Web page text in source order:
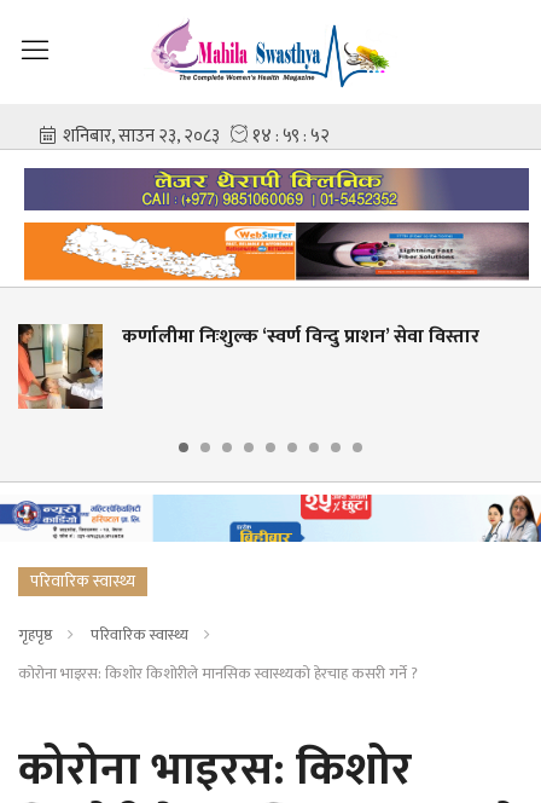
विन्दु प्राशन’ सेवा विस्तार
शहीद गंगालाल
परिवारिक स्वास्थ्य
गृहपृष्ठ
परिवारिक स्वास्थ्य
कोरोना भाइरस: किशोर किशोरीले मानसिक स्वास्थ्यको हेरचाह कसरी गर्ने ?
कोरोना भाइरस: किशोर